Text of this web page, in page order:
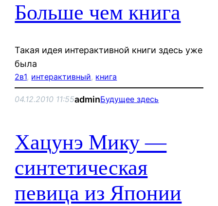
Больше чем книга
Такая идея интерактивной книги здесь уже
была
2в1, интерактивный, книга
04.12.2010 11:55adminБудущее здесь
Хацунэ Мику —
синтетическая
певица из Японии